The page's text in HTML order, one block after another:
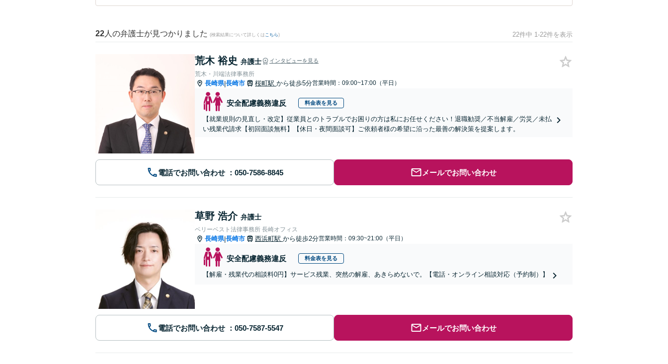
22 人の弁護士が見つかりました (検索結果について詳しくは こちら) 22件中 1-22件を表示
荒木 裕史 弁護士 インタビューを見る
荒木・川端法律事務所
長崎県|長崎市 桜町駅 から徒歩5分営業時間：09:00~17:00（平日）
安全配慮義務違反 料金表を見る
【就業規則の見直し・改定】従業員とのトラブルでお困りの方は私にお任せください！退職勧奨／不当解雇／労災／未払
い残業代請求【初回面談無料】【休日・夜間面談可】ご依頼者様の希望に沿った最善の解決策を提案します。
電話でお問い合わせ メールでお問い合わせ
草野 浩介 弁護士
ベリーベスト法律事務所 長崎オフィス
長崎県|長崎市 西浜町駅 から徒歩2分営業時間：09:30~21:00（平日）
安全配慮義務違反 料金表を見る
【解雇・残業代の相談料0円】サービス残業、突然の解雇、あきらめないで。【電話・オンライン相談対応（予約制）】
電話でお問い合わせ メールでお問い合わせ